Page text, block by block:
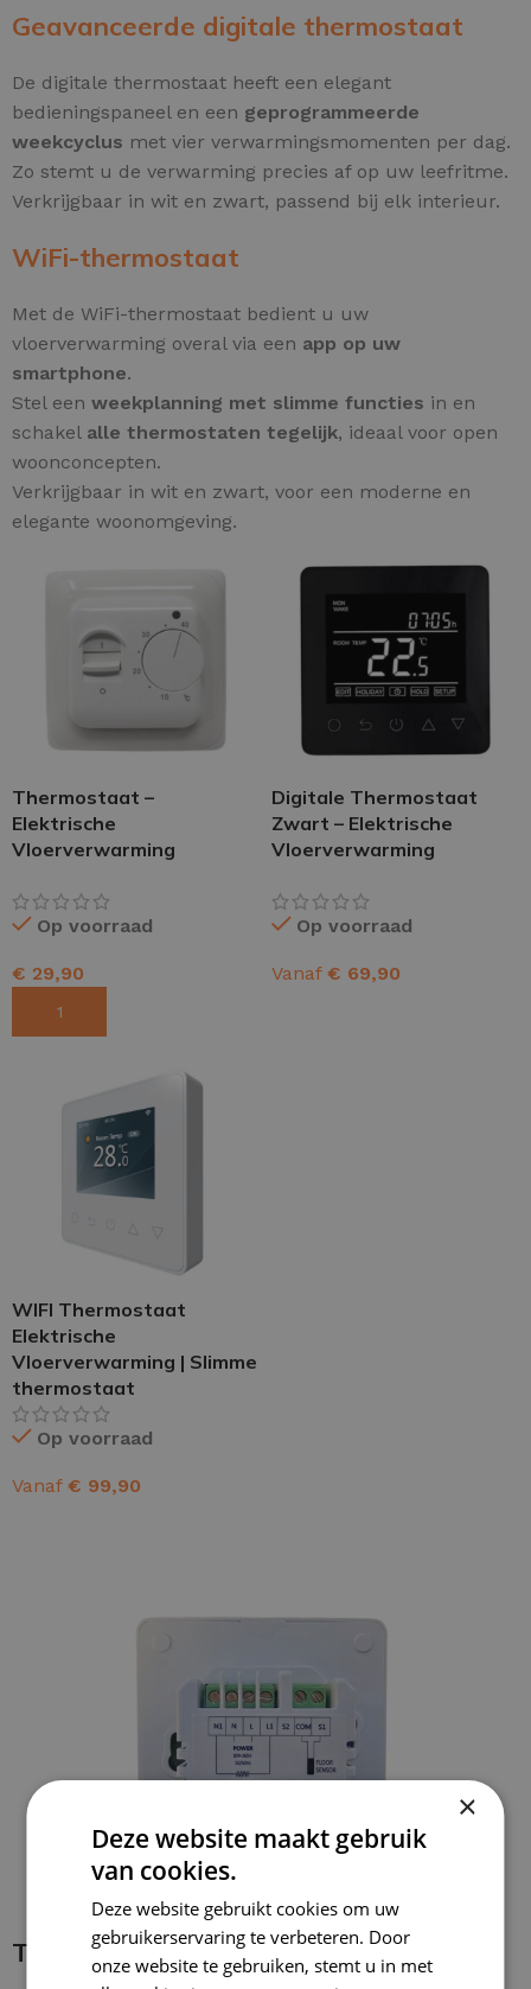
Geavanceerde digitale thermostaat
De digitale thermostaat heeft een elegant
bedieningspaneel en een geprogrammeerde
weekcyclus met vier verwarmingsmomenten per dag.
Zo stemt u de verwarming precies af op uw leefritme.
Verkrijgbaar in wit en zwart, passend bij elk interieur.
WiFi-thermostaat
Met de WiFi-thermostaat bedient u uw
vloerverwarming overal via een app op uw
smartphone.
Stel een weekplanning met slimme functies in en
schakel alle thermostaten tegelijk, ideaal voor open
woonconcepten.
Verkrijgbaar in wit en zwart, voor een moderne en
elegante woonomgeving.
Thermostaat –
Elektrische
Vloerverwarming
Op voorraad
€ 29,90
Digitale Thermostaat
Zwart – Elektrische
Vloerverwarming
Op voorraad
Vanaf € 69,90
WIFI Thermostaat
Elektrische
Vloerverwarming | Slimme
thermostaat
Op voorraad
Vanaf € 99,90
Thermostaataansluiting
×
Deze website maakt gebruik
van cookies.
Deze website gebruikt cookies om uw
gebruikerservaring te verbeteren. Door
onze website te gebruiken, stemt u in met